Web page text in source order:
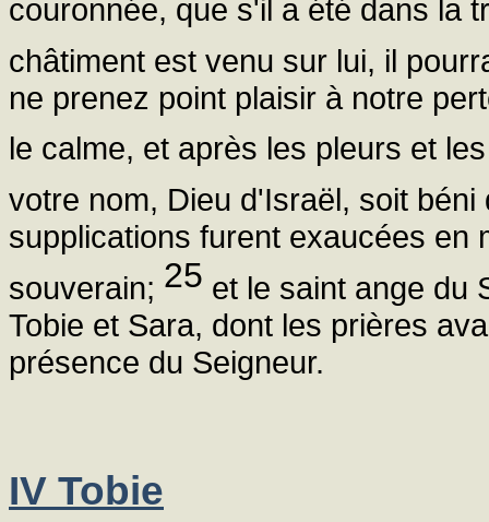
couronnée, que s'il a été dans la
châtiment est venu sur lui, il
ne prenez point plaisir à notre
le calme, et après les pleurs et
votre nom, Dieu d'Israël, soit
supplications furent exaucées en
souverain; 25 et le saint ange du
Tobie et Sara, dont les prières
présence du Seigneur.
IV Tobie